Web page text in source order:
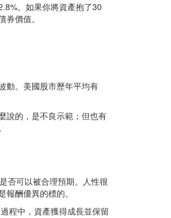
。如果你將資產抱了30
價值。
動。美國股市歷年平均有
說的，是不良示範；但也有
否可以被合理預期。人性很
酬優異的標的。
程中，資產獲得成長並保留